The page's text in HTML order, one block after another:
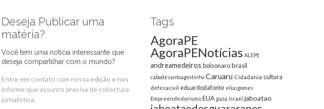
Deseja Publicar uma
matéria?
Você tem uma notícia interessante que
deseja compartilhar com o mundo?
Entre em contato com nossa edição e nos
informe que assunto precisa de cobertura
jornalística.
Tags
AgoraPE
AgoraPENotícias ALEPE
andreamedeiros bolsonarobrasil
cabodesantoagostinho Caruaru Cidadania cultura
defesacivil eduardodafonte eliasgomes
Empreendedorismo EUA gaza Israel jaboatao